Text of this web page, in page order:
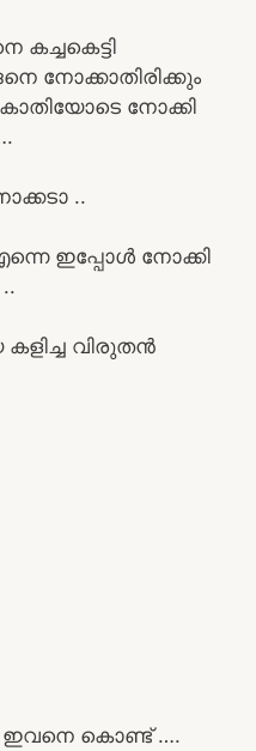
കച്ചകെട്ടി
നോക്കാതിരിക്കും
നോക്കി
..
ഇപ്പോൾ നോക്കി
കളിച്ച വിരുതന്‍
ഇവനെ കൊണ്ട് ….